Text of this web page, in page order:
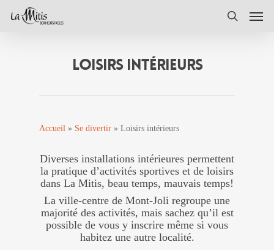
Menu
LOISIRS INTÉRIEURS
Accueil » Se divertir » Loisirs intérieurs
Diverses installations intérieures permettent
la pratique d’activités sportives et de loisirs
dans La Mitis, beau temps, mauvais temps!
La ville-centre de Mont-Joli regroupe une
majorité des activités, mais sachez qu’il est
possible de vous y inscrire même si vous
habitez une autre localité.